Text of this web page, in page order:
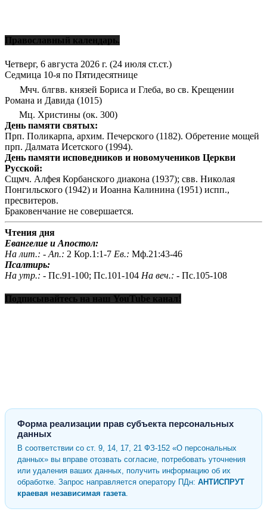
Православный календарь.
Четверг, 6 августа 2026 г. (24 июля ст.ст.)
Седмица 10-я по Пятидесятнице
Мчч. блгвв. князей Бориса и Глеба, во св. Крещении
Романа и Давида (1015)
Мц. Христины (ок. 300)
День памяти святых:
Прп. Поликарпа, архим. Печерского (1182). Обретение мощей
прп. Далмата Исетского (1994).
День памяти исповедников и новомучеников Церкви
Русской:
Сщмч. Алфея Корбанского диакона (1937); свв. Николая
Понгильского (1942) и Иоанна Калинина (1951) испп.,
пресвитеров.
Браковенчание не совершается.
Чтения дня
Евангелие и Апостол:
На лит.: - Ап.: 2 Кор.1:1-7 Ев.: Мф.21:43-46
Псалтирь:
На утр.: - Пс.91-100; Пс.101-104 На веч.: - Пс.105-108
Подписывайтесь на наш YouTube канал!
Форма реализации прав субъекта персональных
данных
В соответствии со ст. 9, 14, 17, 21 ФЗ-152 «О персональных
данных» вы вправе отозвать согласие, потребовать уточнения
или удаления ваших данных, получить информацию об их
обработке. Запрос направляется оператору ПДн: АНТИСПРУТ
краевая независимая газета.